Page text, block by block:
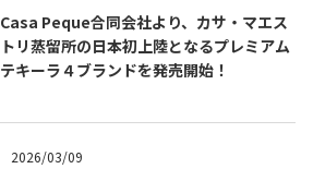
メキシコ旅行
トピックス
テキーラ・メスカルが 飲めるバー
＆レストラン
Casa Peque合同会社より、カサ・マエス
トリ蒸留所の日本初上陸となるプレミアム
テキーラ４ブランドを発売開始！
2026/03/09